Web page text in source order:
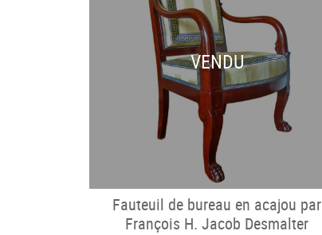
VENDU
Fauteuil de bureau en acajou par
François H. Jacob Desmalter